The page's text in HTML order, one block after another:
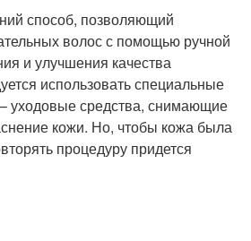
способ, позволяющий
волос с помощью ручной
и улучшения качества
использовать специальные
уходовые средства, снимающие
кожи. Но, чтобы кожа была
процедуру придется